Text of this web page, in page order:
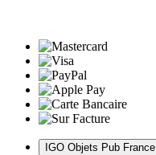
IGO Objets Pub France